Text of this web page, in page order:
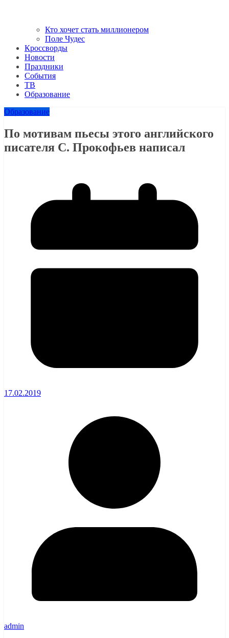
Кто хочет стать миллионером
Поле Чудес
Кроссворды
Новости
Праздники
События
ТВ
Образование
Образование
По мотивам пьесы этого английского
писателя С. Прокофьев написал
17.02.2019
admin